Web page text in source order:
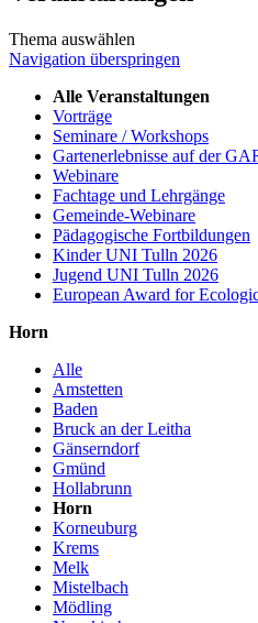
Thema auswählen
Navigation überspringen
Alle Veranstaltungen
Vorträge
Seminare / Workshops
Gartenerlebnisse auf der
Webinare
Fachtage und Lehrgänge
Gemeinde-Webinare
Pädagogische Fortbildungen
Kinder UNI Tulln 2026
Jugend UNI Tulln 2026
European Award for
Horn
Alle
Amstetten
Baden
Bruck an der Leitha
Gänserndorf
Gmünd
Hollabrunn
Horn
Korneuburg
Krems
Melk
Mistelbach
Mödling